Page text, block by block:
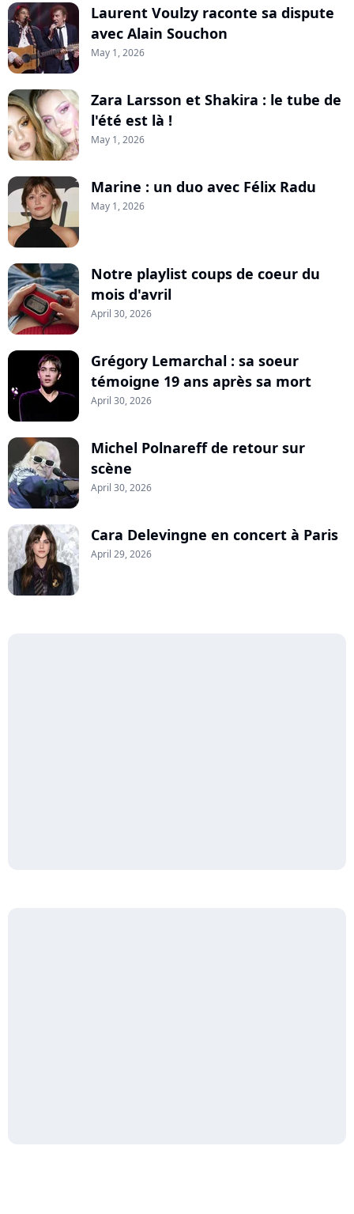
Laurent Voulzy raconte sa dispute
avec Alain Souchon
May 1, 2026
Zara Larsson et Shakira : le tube de
l'été est là !
May 1, 2026
Marine : un duo avec Félix Radu
May 1, 2026
Notre playlist coups de coeur du
mois d'avril
April 30, 2026
Grégory Lemarchal : sa soeur
témoigne 19 ans après sa mort
April 30, 2026
Michel Polnareff de retour sur
scène
April 30, 2026
Cara Delevingne en concert à Paris
April 29, 2026